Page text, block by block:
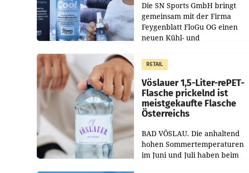
Die SN Sports GmbH bringt
gemeinsam mit der Firma
Feygenblatt FloGu OG einen
neuen Kühl- und
Markt. Das Produkt namens
„Keep Cool“ ist zu 100 Prozent
RETAIL
Vöslauer 1,5-Liter-rePET-
Flasche prickelnd ist
meistgekaufte Flasche
Österreichs
BAD VÖSLAU. Die anhaltend
hohen Sommertemperaturen
im Juni und Juli haben beim